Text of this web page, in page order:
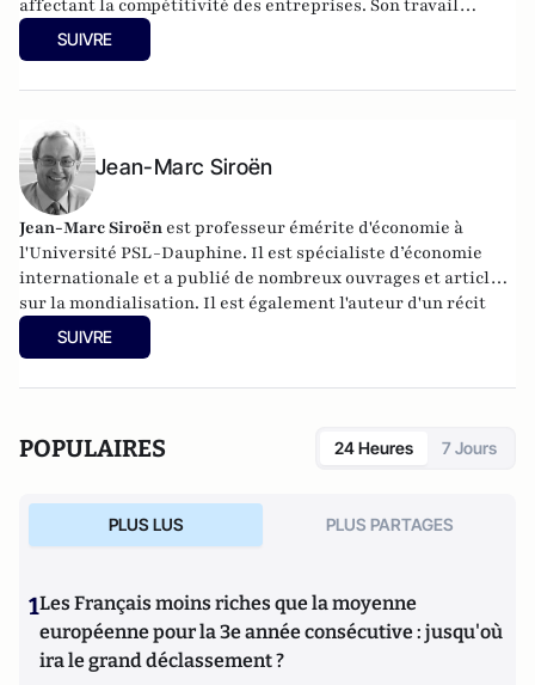
affectant la compétitivité des entreprises. Son travail
mobilise l’exploitation statistique de bases de données
d’entreprises et de salariés ainsi que les données de
politiques commerciales.
SUIVRE
Jean-Marc Siroën
Jean-Marc Siroën est professeur émérite d'économie à
l'Université PSL-Dauphine. Il est spécialiste d’économie
internationale et a publié de nombreux ouvrages et articles
sur la mondialisation. Il est également l'auteur d'un récit
romancé (en trois tomes) autour de l'économiste J.M. Keynes
: "Mr Keynes et les extravagants". Site :
SUIVRE
POPULAIRES 24 Heures 7 Jours
PLUS LUS PLUS PARTAGES
1Les Français moins riches que la moyenne
européenne pour la 3e année consécutive : jusqu'où
ira le grand déclassement ?